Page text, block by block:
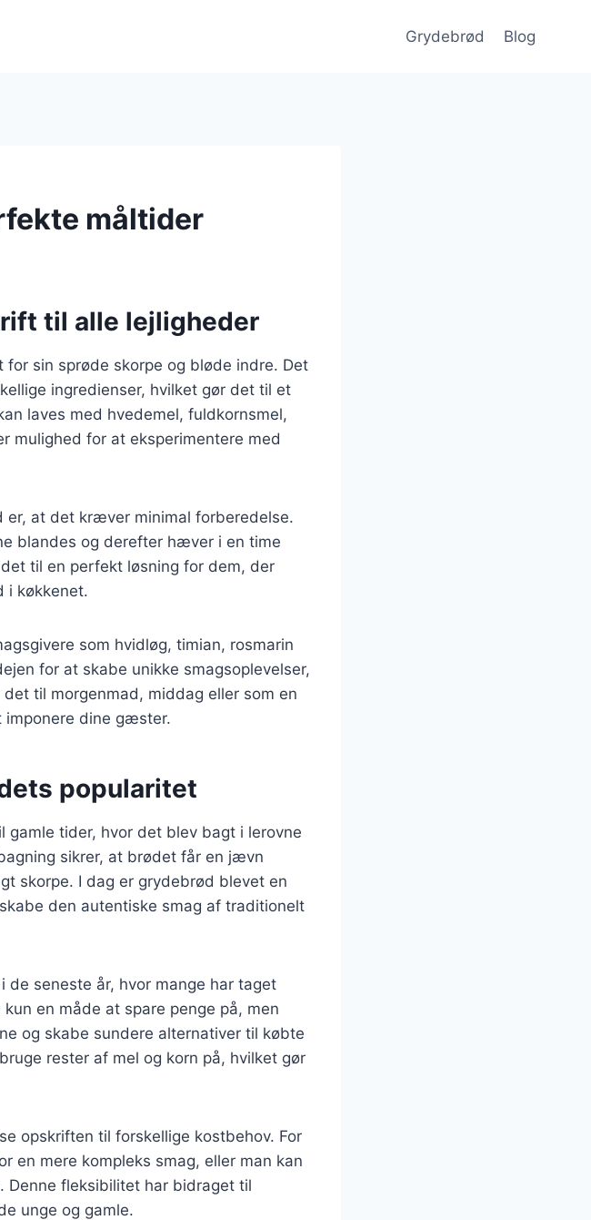
Grydebrød Blog
måltider
til alle lejligheder
sin sprøde skorpe og bløde indre. Det
ingredienser, hvilket gør det til et
laves med hvedemel, fuldkornsmel,
mulighed for at eksperimentere med
er, at det kræver minimal forberedelse.
blandes og derefter hæver i en time
til en perfekt løsning for dem, der
i køkkenet.
som hvidløg, timian, rosmarin
for at skabe unikke smagsoplevelser,
til morgenmad, middag eller som en
dine gæster.
popularitet
gamle tider, hvor det blev bagt i lerovne
sikrer, at brødet får en jævn
skorpe. I dag er grydebrød blevet en
den autentiske smag af traditionelt
seneste år, hvor mange har taget
en måde at spare penge på, men
og skabe sundere alternativer til købte
rester af mel og korn på, hvilket gør
opskriften til forskellige kostbehov. For
en mere kompleks smag, eller man kan
fleksibilitet har bidraget til
unge og gamle.